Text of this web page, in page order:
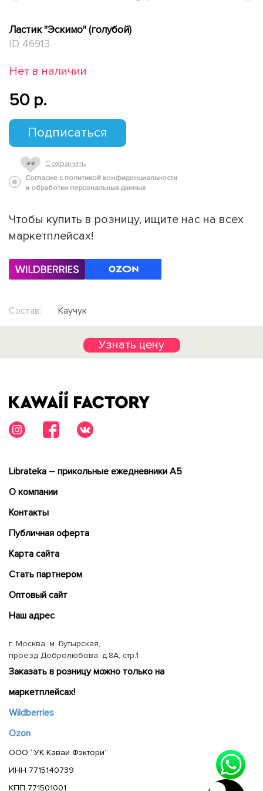
Ластик "Эскимо" (голубой)
ID 46913
Нет в наличии
50 p.
Подписаться
Сохранить
Согласие с политикой конфиденциальности
и обработки персональных данных
Чтобы купить в розницу, ищите нас на всех
маркетплейсах!
Состав: Каучук
Узнать цену
Librateka – прикольные ежедневники А5
О компании
Контакты
Публичная оферта
Карта сайта
Cтать партнером
Оптовый сайт
Наш адрес
г. Москва, м. Бутырская,
проезд Добролюбова, д.8А, стр.1
Заказать в розницу можно только на
маркетплейсах!
Wildberries
Ozon
ООО “УК Каваи Фэктори”
ИНН 7715140739
КПП 771501001